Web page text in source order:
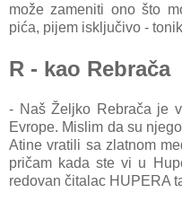
može zameniti ono što
pića, pijem isključivo -
R - kao Rebrača
- Naš Željko Rebrača je
Evrope. Mislim da su
Atine vratili sa zlatnom
pričam kada ste vi u
redovan čitalac HUPERA